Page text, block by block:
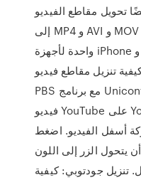
يمكنه أيضًا تحويل مقاطع الفيديو
إلى MP4 و AVI و MOV و 1000+ تنسيقات أخرى دفعة
واحدة لأجهزة iPhone و iPad وأجهزة Android الأخرى.
تنزيل مقاطع فيديو
PBS مع برنامج Uniconverter. كيفية تنزيل مقاطع
فيديو YouTube على YouTube Premium ابحث عن
أسفل الفيديو. اضغط
يتحول الزر إلى اللون
تنزيل جودتوبي: كيفية